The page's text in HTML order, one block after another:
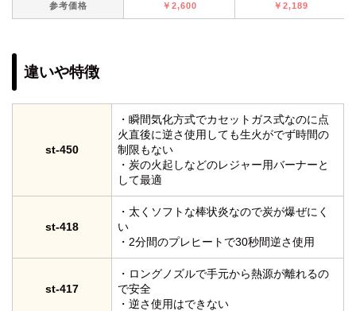
参考価格 ￥2,600 ￥2,189
違いや特徴
st-450
・瞬間気化方式でカセットガス式なのに点
火直後に逆さ使用しても生火がでず時間の
制限もない
・炭の火起しなどのレジャー用バーナーと
して最適
st-418
・太くソフトな棒状炎なので炭が爆ぜにく
い
・2分間のプレヒートで30秒間逆さ使用
st-417
・ロングノズルで手元から熱源が離れるの
で安全
・逆さ使用はできない